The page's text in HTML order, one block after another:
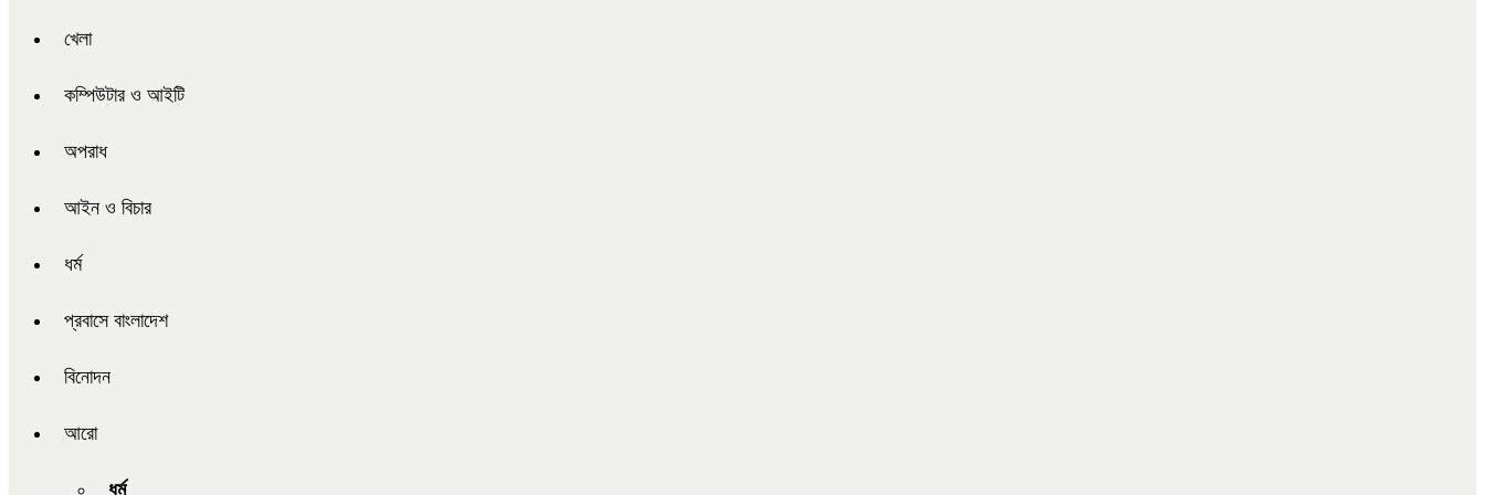
খেলা
কম্পিউটার ও আইটি
অপরাধ
আইন ও বিচার
ধর্ম
প্রবাসে বাংলাদেশ
বিনোদন
আরো
ধর্ম